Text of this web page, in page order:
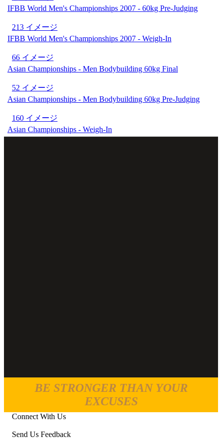
IFBB World Men's Championships 2007 - 60kg Pre-Judging
213 イメージ
IFBB World Men's Championships 2007 - Weigh-In
66 イメージ
Asian Championships - Men Bodybuilding 60kg Final
52 イメージ
Asian Championships - Men Bodybuilding 60kg Pre-Judging
160 イメージ
Asian Championships - Weigh-In
BE STRONGER THAN YOUR
EXCUSES
Connect With Us
Send Us Feedback